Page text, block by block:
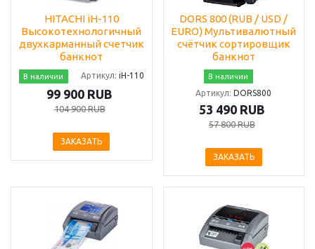
HITACHI iH-110
Высокотехнологичный
двухкарманный счетчик
банкнот
В наличии Артикул: iH-110
99 900 RUB
104 900 RUB
ЗАКАЗАТЬ
DORS 800 (RUB / USD /
EURO) Мультивалютный
счётчик сортировщик
банкнот
В наличии
Артикул: DORS800
53 490 RUB
57 800 RUB
ЗАКАЗАТЬ